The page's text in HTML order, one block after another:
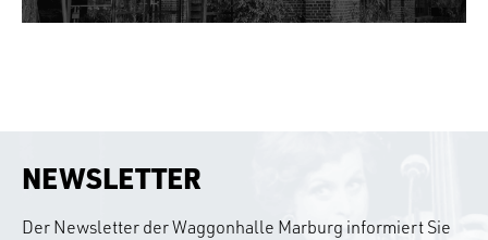
NEWSLETTER
Der Newsletter der Waggonhalle Marburg informiert Sie